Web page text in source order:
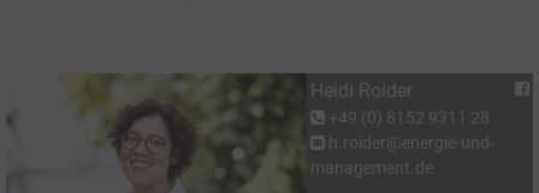
Heidi Roider
+49 (0) 8152 9311 28
h.roider@energie-und-
management.de